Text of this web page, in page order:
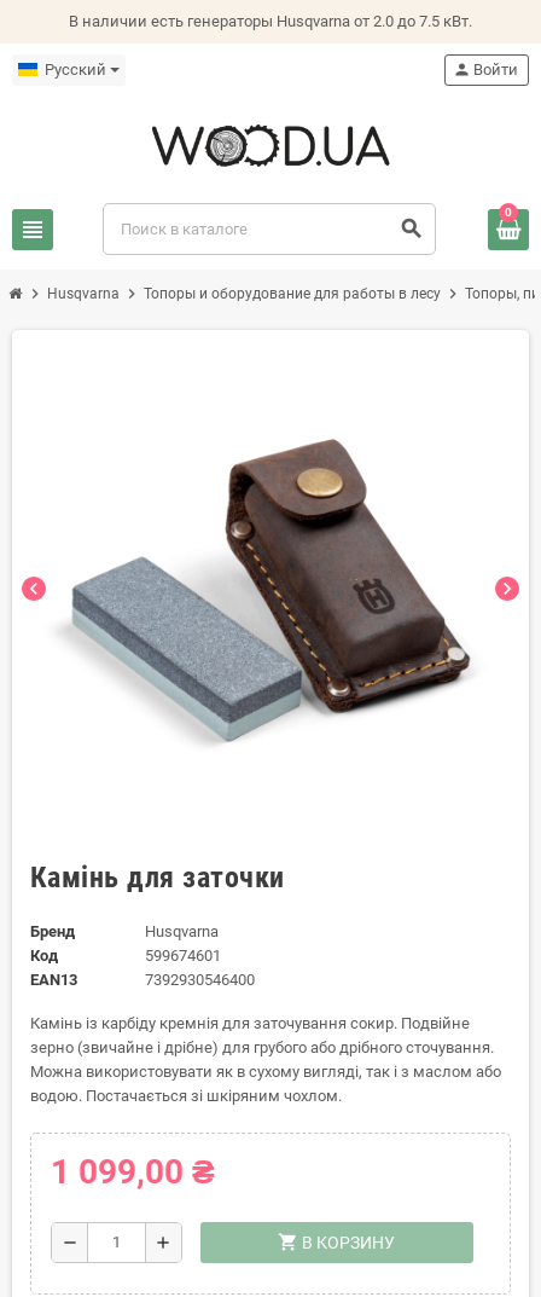
В наличии есть генераторы Husqvarna от 2.0 до 7.5 кВт.
Русский
view_headline search
person Войти
0
chevron_right Husqvarna chevron_right Топоры и оборудование для работы в лесу chevron_right Топоры,
chevron_left chevron_right
Камінь для заточки
Бренд
Husqvarna
Код
599674601
EAN13
7392930546400
Камінь із карбіду кремнія для заточування сокир. Подвійне
зерно (звичайне і дрібне) для грубого або дрібного сточування.
Можна використовувати як в сухому вигляді, так і з маслом або
водою. Постачається зі шкіряним чохлом.
1 099,00 ₴
remove add shopping_cart В КОРЗИНУ